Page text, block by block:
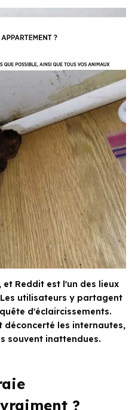
Reddit est l'un des lieux
utilisateurs y partagent
d'éclaircissements.
déconcerté les internautes,
souvent inattendues.
?